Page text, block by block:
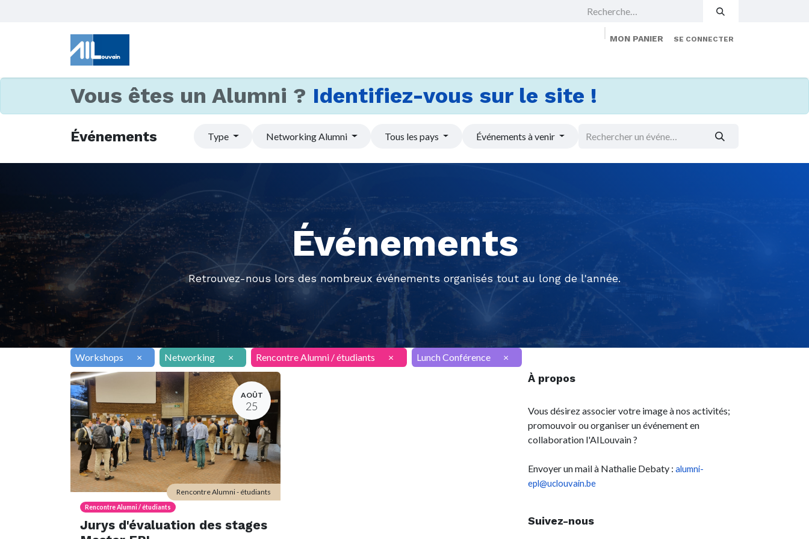
MON PANIER SE CONNECTER
Vous êtes un Alumni ? Identifiez-vous sur le site !
Événements Type Networking Alumni Tous les pays Événements à venir
Événements
Retrouvez-nous lors des nombreux événements organisés tout au long de l'année.
Workshops × Networking × Rencontre Alumni / étudiants × Lunch Conférence ×
AOÛT
25
Rencontre Alumni / étudiants
Jurys d'évaluation des stages
Rencontre Alumni - étudiants
À propos
Vous désirez associer votre image à nos activités;
promouvoir ou organiser un événement en
collaboration l'AILouvain ?
Envoyer un mail à Nathalie Debaty : alumni-
epl@uclouvain.be
Suivez-nous